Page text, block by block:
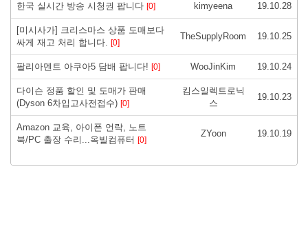
한국 실시간 방송 시청권 팝니다 [0] kimyeena 19.10.28
[미시사가] 크리스마스 상품 도매보다
싸게 재고 처리 합니다. [0]
TheSupplyRoom 19.10.25
팔리아멘트 아쿠아5 담배 팝니다! [0] WooJinKim 19.10.24
다이슨 정품 할인 및 도매가 판매
(Dyson 6차입고사전접수) [0]
킴스일렉트로닉
스
19.10.23
Amazon 교육, 아이폰 언락, 노트
북/PC 출장 수리...옥빌컴퓨터 [0]
ZYoon 19.10.19